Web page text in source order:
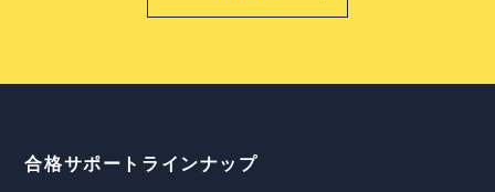
合格サポートラインナップ